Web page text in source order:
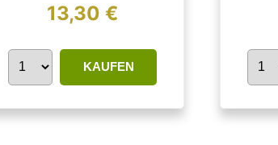
13,30 €
KAUFEN